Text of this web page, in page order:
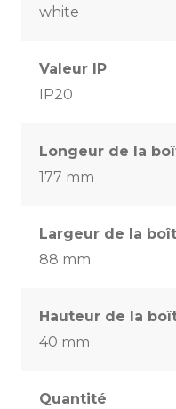
white
Valeur IP
IP20
Longeur de la
177 mm
Largeur de la
88 mm
Hauteur de la
40 mm
Quantité